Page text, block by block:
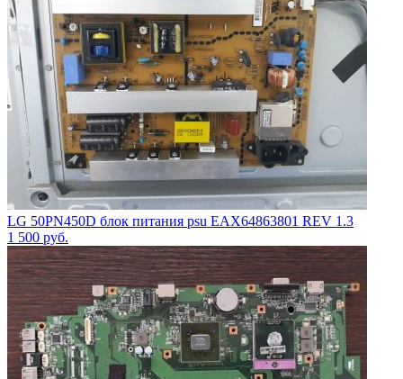
LG 50PN450D блок питания psu EAX64863801 REV 1.3
1 500 руб.